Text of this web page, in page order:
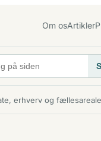
Om osArtikler
erhverv og